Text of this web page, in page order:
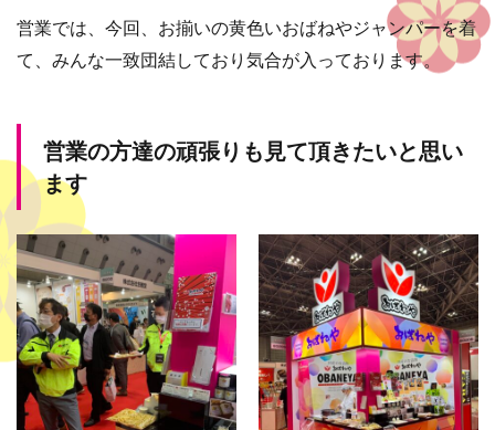
営業では、今回、お揃いの黄色いおばねやジャンパーを着
て、みんな一致団結しており気合が入っております。
営業の方達の頑張りも見て頂きたいと思い
ます